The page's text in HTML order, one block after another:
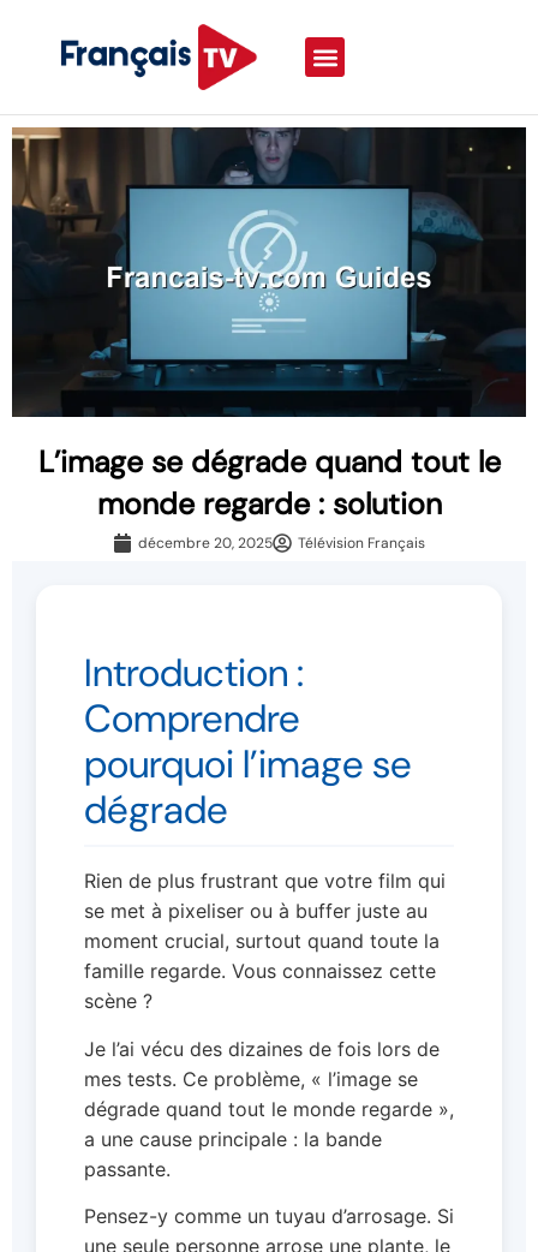
L’image se dégrade quand tout le
monde regarde : solution
décembre 20, 2025 Télévision Français
Introduction :
Comprendre
pourquoi l’image se
dégrade
Rien de plus frustrant que votre film qui
se met à pixeliser ou à buffer juste au
moment crucial, surtout quand toute la
famille regarde. Vous connaissez cette
scène ?
Je l’ai vécu des dizaines de fois lors de
mes tests. Ce problème, « l’image se
dégrade quand tout le monde regarde »,
a une cause principale : la bande
passante.
Pensez-y comme un tuyau d’arrosage. Si
une seule personne arrose une plante, le